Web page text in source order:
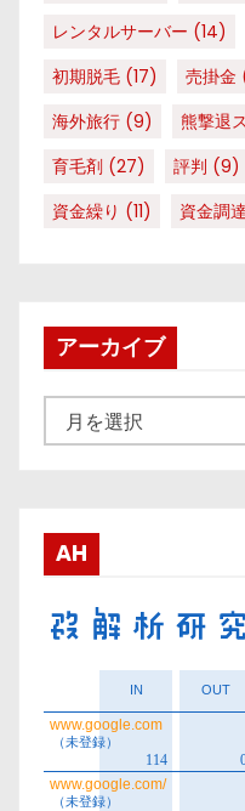
レンタルサーバー (14)
初期脱毛 (17) 売掛金
海外旅行 (9) 熊撃退
育毛剤 (27) 評判 (9)
資金繰り (11) 資金調達
アーカイブ
ー
ブ
AH